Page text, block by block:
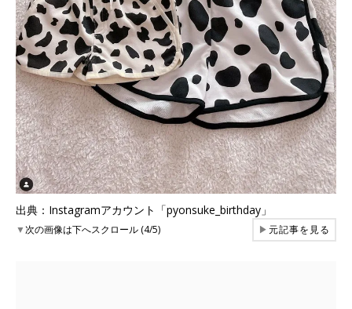
出典：Instagramアカウント「pyonsuke_birthday」
▼次の画像は下へスクロール (4/5) ▶元記事を見る